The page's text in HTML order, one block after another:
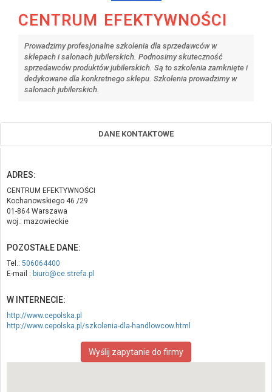
CENTRUM EFEKTYWNOŚCI
Prowadzimy profesjonalne szkolenia dla sprzedawców w
sklepach i salonach jubilerskich. Podnosimy skuteczność
sprzedawców produktów jubilerskich. Są to szkolenia zamknięte i
dedykowane dla konkretnego sklepu. Szkolenia prowadzimy w
salonach jubilerskich.
DANE KONTAKTOWE
ADRES:
CENTRUM EFEKTYWNOŚCI
Kochanowskiego 46 /29
01-864 Warszawa
woj.: mazowieckie
POZOSTAŁE DANE:
Tel.: 506064400
E-mail : biuro@ce.strefa.pl
W INTERNECIE:
http://www.cepolska.pl
http://www.cepolska.pl/szkolenia-dla-handlowcow.html
Wyślij zapytanie do firmy